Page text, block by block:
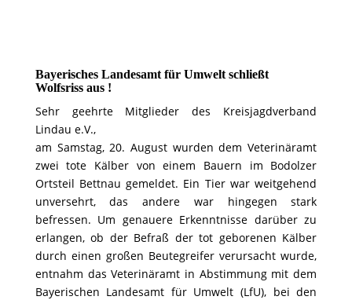
Bayerisches Landesamt für Umwelt schließt
Wolfsriss aus !
Sehr geehrte Mitglieder des Kreisjagdverband
Lindau e.V.,
am Samstag, 20. August wurden dem Veterinäramt
zwei tote Kälber von einem Bauern im Bodolzer
Ortsteil Bettnau gemeldet. Ein Tier war weitgehend
unversehrt, das andere war hingegen stark
befressen. Um genauere Erkenntnisse darüber zu
erlangen, ob der Befraß der tot geborenen Kälber
durch einen großen Beutegreifer verursacht wurde,
entnahm das Veterinäramt in Abstimmung mit dem
Bayerischen Landesamt für Umwelt (LfU), bei den